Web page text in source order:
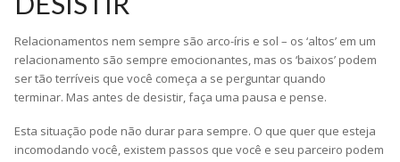
Relacionamentos nem sempre são arco-íris e sol – os ‘altos’ em um
relacionamento são sempre emocionantes, mas os ‘baixos’ podem
ser tão terríveis que você começa a se perguntar quando
terminar. Mas antes de desistir, faça uma pausa e pense.
Esta situação pode não durar para sempre. O que quer que esteja
incomodando você, existem passos que você e seu parceiro podem